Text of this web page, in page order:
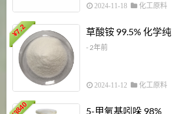
2024-11-18 化工原料
¥
7.2 草酸铵 99.5% 化学纯
- 2年前
2024-11-12 化工原料
3840 5-甲氧基吲哚 98%